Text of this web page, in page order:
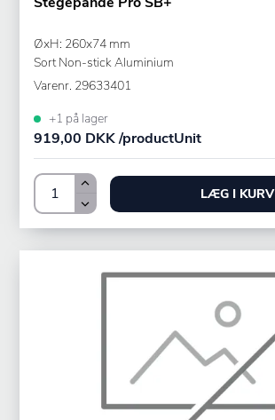
ØxH: 260x74 mm
Sort Non-stick Aluminium
Varenr. 29633401
+1 på lager
919,00 DKK /productUnit
LÆG I KURV